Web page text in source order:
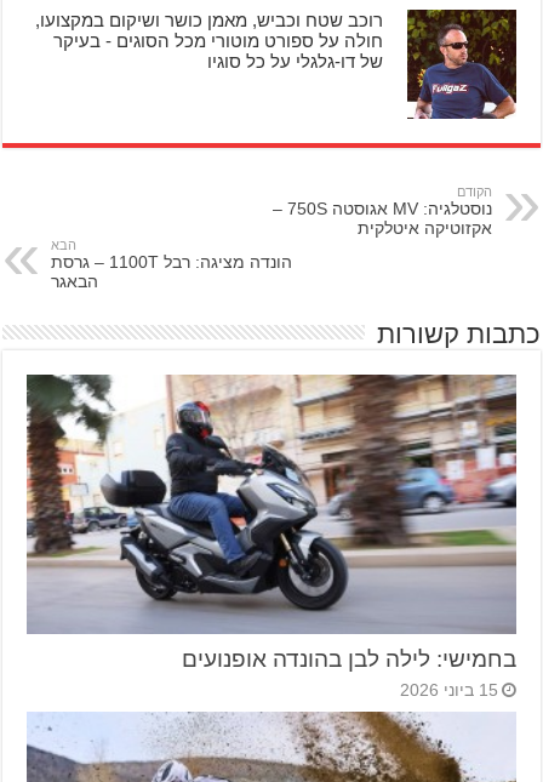
רוכב שטח וכביש, מאמן כושר ושיקום במקצועו,
חולה על ספורט מוטורי מכל הסוגים - בעיקר
של דו-גלגלי על כל סוגיו
הקודם
נוסטלגיה: MV אגוסטה 750S –
אקזוטיקה איטלקית
הבא
הונדה מציגה: רבל 1100T – גרסת
הבאגר
כתבות קשורות
בחמישי: לילה לבן בהונדה אופנועים
15 ביוני 2026